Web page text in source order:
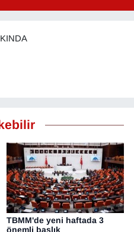
TBMM'de yeni haftada 3
önemli başlık